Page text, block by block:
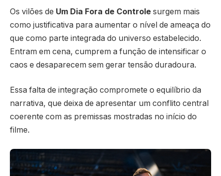
Os vilões de Um Dia Fora de Controle surgem mais
como justificativa para aumentar o nível de ameaça do
que como parte integrada do universo estabelecido.
Entram em cena, cumprem a função de intensificar o
caos e desaparecem sem gerar tensão duradoura.
Essa falta de integração compromete o equilíbrio da
narrativa, que deixa de apresentar um conflito central
coerente com as premissas mostradas no início do
filme.